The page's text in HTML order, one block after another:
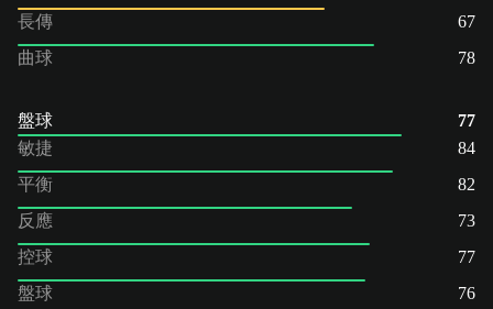
長傳
67
曲球
78
盤球
77
敏捷
84
平衡
82
反應
73
控球
77
盤球
76